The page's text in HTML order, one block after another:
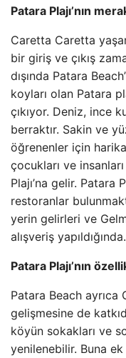
Patara Plajı’nın
Caretta Caretta
bir giriş ve çıkış
dışında Patara
koyları olan Patara
çıkıyor. Deniz, ince
berraktır. Sakin ve
öğrenenler için
çocukları ve
Plajı’na gelir.
restoranlar
yerin gelirleri ve
alışveriş yapıldığında.
Patara Plajı’nın
Patara Beach
gelişmesine de
köyün sokakları ve
yenilenebilir. Buna